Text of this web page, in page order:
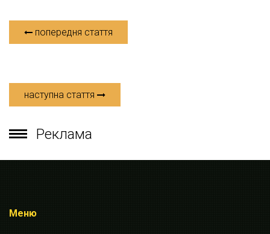
попередня стаття
наступна стаття
Реклама
Меню